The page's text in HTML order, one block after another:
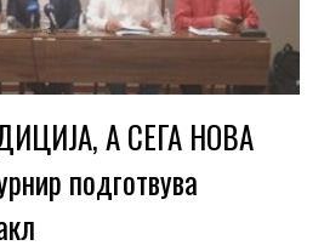
А СЕГА НОВА
подготвува